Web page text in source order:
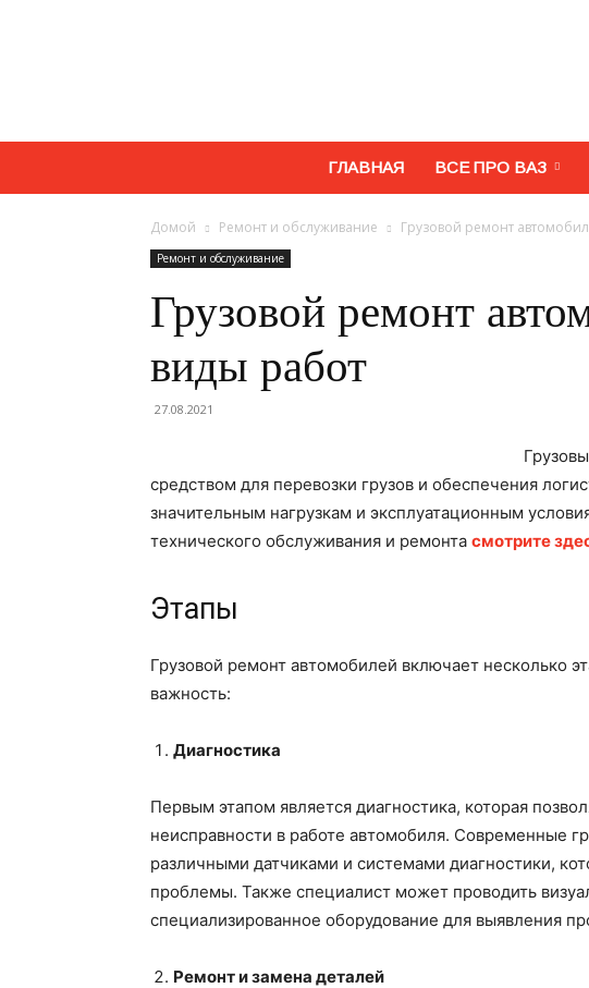
ГЛАВНАЯ ВСЕ ПРО ВАЗ
Домой Ремонт и обслуживание Грузовой ремонт
Ремонт и обслуживание
Грузовой ремонт
виды работ
27.08.2021
средством для перевозки грузов и обеспечения
значительным нагрузкам и эксплуатационным
технического обслуживания и ремонта смотрите
Этапы
Грузовой ремонт автомобилей включает несколько
важность:
Диагностика
Первым этапом является диагностика, которая
неисправности в работе автомобиля. Современные
различными датчиками и системами диагностики,
проблемы. Также специалист может проводить
специализированное оборудование для выявления
Ремонт и замена деталей